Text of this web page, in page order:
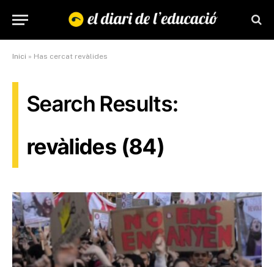
Inici » Has cercat revàlides
Search Results:
revàlides (84)